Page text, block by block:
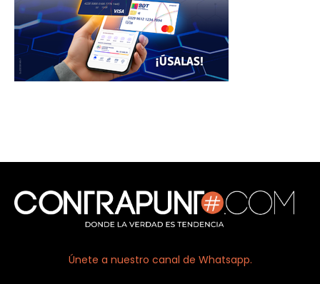
Únete a nuestro canal de Whatsapp.